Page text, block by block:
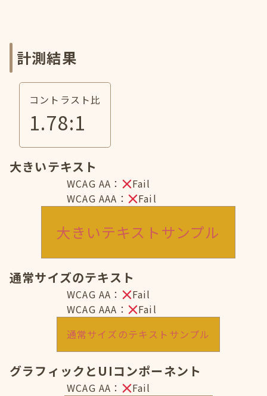
計測結果
コントラスト比
1.78:1
大きいテキスト
WCAG AA：
Fail
WCAG AAA：
Fail
大きいテキストサンプル
通常サイズのテキスト
WCAG AA：
Fail
WCAG AAA：
Fail
通常サイズのテキストサンプル
グラフィックとUIコンポーネント
WCAG AA： Fail